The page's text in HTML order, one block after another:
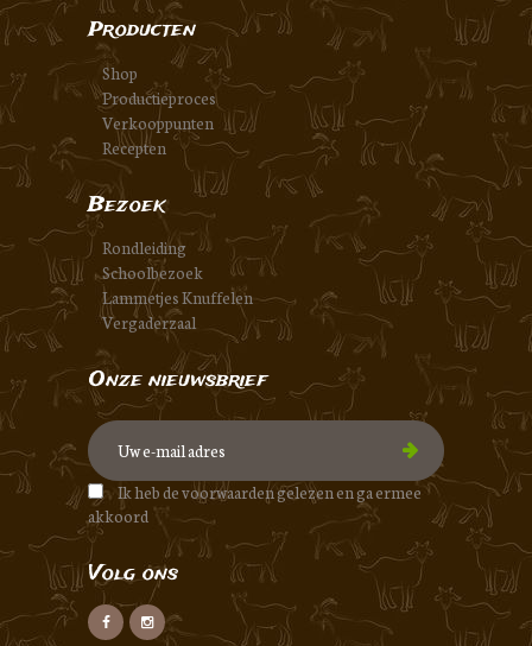
Producten
Shop
Productieproces
Verkooppunten
Recepten
Bezoek
Rondleiding
Schoolbezoek
Lammetjes Knuffelen
Vergaderzaal
Onze nieuwsbrief
Ik heb de voorwaarden gelezen en ga ermee
akkoord
Volg ons